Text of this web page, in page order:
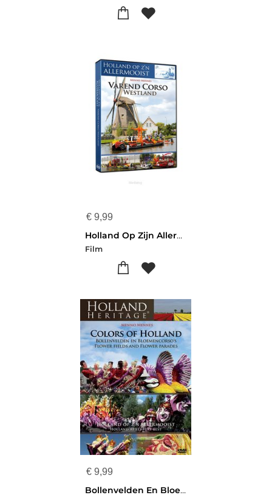
€ 9,99
Holland Op Zijn Allermooist - Varend Cor
Film
€ 9,99
Bollenvelden En Bloemencorsoâ€™s